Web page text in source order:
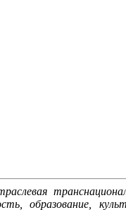
образование,